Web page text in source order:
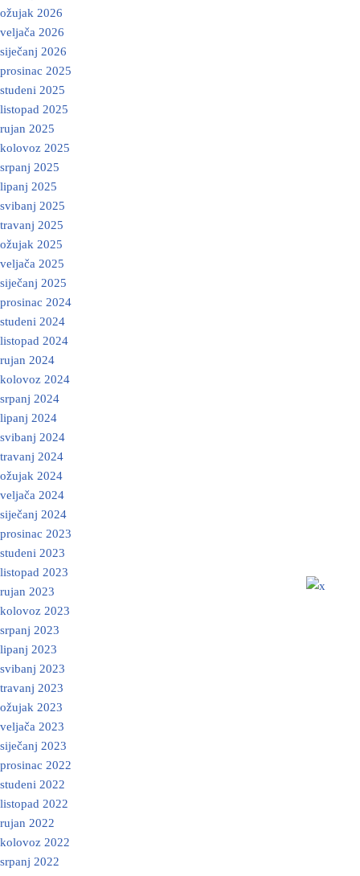
ožujak 2026
veljača 2026
siječanj 2026
prosinac 2025
studeni 2025
listopad 2025
rujan 2025
kolovoz 2025
srpanj 2025
lipanj 2025
svibanj 2025
travanj 2025
ožujak 2025
veljača 2025
siječanj 2025
prosinac 2024
studeni 2024
listopad 2024
rujan 2024
kolovoz 2024
srpanj 2024
lipanj 2024
svibanj 2024
travanj 2024
ožujak 2024
veljača 2024
siječanj 2024
prosinac 2023
studeni 2023
listopad 2023
rujan 2023
kolovoz 2023
srpanj 2023
lipanj 2023
svibanj 2023
travanj 2023
ožujak 2023
veljača 2023
siječanj 2023
prosinac 2022
studeni 2022
listopad 2022
rujan 2022
kolovoz 2022
srpanj 2022